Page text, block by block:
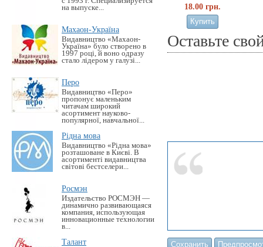
на выпуске...
Махаон-Україна
Видавництво «Махаон-
Україна» було створено в
1997 році, й воно одразу
стало лідером у галузі...
Перо
Видавництво «Перо»
пропонує маленьким
читачам широкий
асортимент науково-
популярної, навчальної...
Рідна мова
Видавництво «Рідна мова»
розташоване в Києві. В
асортименті видавництва
світові бестселери...
Росмэн
Издательство РОСМЭН —
динамично развивающаяся
компания, использующая
инновационные технологии
в...
Талант
18.00 грн.
Оставьте